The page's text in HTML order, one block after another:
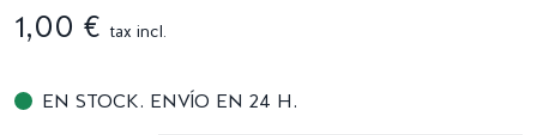
1,00 € tax incl.
EN STOCK. ENVÍO EN 24 H.